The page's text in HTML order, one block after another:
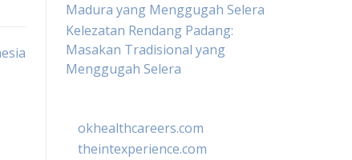
Madura yang Menggugah Selera
Kelezatan Rendang Padang:
Masakan Tradisional yang
Menggugah Selera
okhealthcareers.com
theintexperience.com